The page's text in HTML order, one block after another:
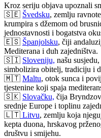
Kroz seriju objava upoznali
🇸🇪 Švedsku, zemlju
krumpira s džemom od
jednostavnosti i bogatstva
🇪🇸 Španjolsku, čiji
Mediterana i duh zajedništva.
🇸🇮 Sloveniju, našu
simbolizira obitelj, tradiciju i
🇲🇹 Maltu, otok sunca i
tjestenine koji spaja
🇸🇰 Slovačku, čija
srednje Europe i toplinu
🇱🇹 Litvu, zemlju koja
kepta duona, hrskavog
društvu i smijehu.